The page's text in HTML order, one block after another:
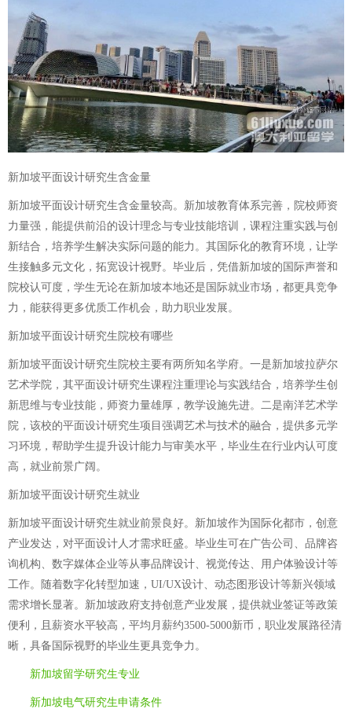
新加坡平面设计研究生含金量
新加坡平面设计研究生含金量较高。新加坡教育体系完善，院校师资
力量强，能提供前沿的设计理念与专业技能培训，课程注重实践与创
新结合，培养学生解决实际问题的能力。其国际化的教育环境，让学
生接触多元文化，拓宽设计视野。毕业后，凭借新加坡的国际声誉和
院校认可度，学生无论在新加坡本地还是国际就业市场，都更具竞争
力，能获得更多优质工作机会，助力职业发展。
新加坡平面设计研究生院校有哪些
新加坡平面设计研究生院校主要有两所知名学府。一是新加坡拉萨尔
艺术学院，其平面设计研究生课程注重理论与实践结合，培养学生创
新思维与专业技能，师资力量雄厚，教学设施先进。二是南洋艺术学
院，该校的平面设计研究生项目强调艺术与技术的融合，提供多元学
习环境，帮助学生提升设计能力与审美水平，毕业生在行业内认可度
高，就业前景广阔。
新加坡平面设计研究生就业
新加坡平面设计研究生就业前景良好。新加坡作为国际化都市，创意
产业发达，对平面设计人才需求旺盛。毕业生可在广告公司、品牌咨
询机构、数字媒体企业等从事品牌设计、视觉传达、用户体验设计等
工作。随着数字化转型加速，UI/UX设计、动态图形设计等新兴领域
需求增长显著。新加坡政府支持创意产业发展，提供就业签证等政策
便利，且薪资水平较高，平均月薪约3500-5000新币，职业发展路径清
晰，具备国际视野的毕业生更具竞争力。
新加坡留学研究生专业
新加坡电气研究生申请条件